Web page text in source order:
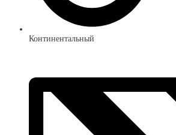
Континентальный